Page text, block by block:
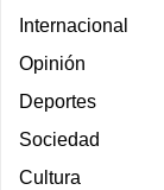
Internacional
Opinión
Deportes
Sociedad
Cultura